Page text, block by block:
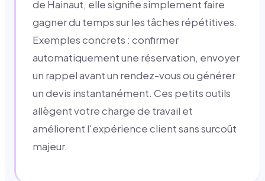
de Hainaut, elle signifie simplement faire
gagner du temps sur les tâches répétitives.
Exemples concrets : confirmer
automatiquement une réservation, envoyer
un rappel avant un rendez-vous ou générer
un devis instantanément. Ces petits outils
allègent votre charge de travail et
améliorent l'expérience client sans surcoût
majeur.